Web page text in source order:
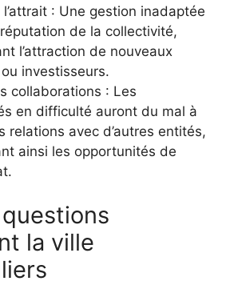
: Une gestion inadaptée
de la collectivité,
l’attraction de nouveaux
investisseurs.
collaborations : Les
en difficulté auront du mal à
relations avec d’autres entités,
ainsi les opportunités de
la ville